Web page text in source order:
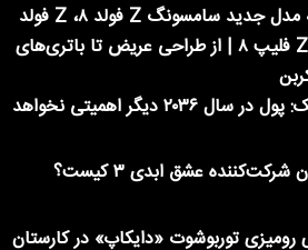
معرفی سه مدل جدید سامسونگ Z فولد ۸، Z فولد
۸ اولترا و Z فلیپ ۸ | از طراحی عریض تا باتری‌های
ایلان ماسک: پول در سال ۲۰۳۶ دیگر اهمیتی نخواهد
شرکت‌کننده عشق ابدی ۳ کیست؟
رومیزی توربوشوت «دایکاپ» در کارستان